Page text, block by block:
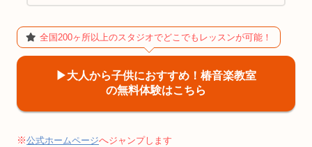
全国200ヶ所以上のスタジオでどこでもレッスンが可能！
▶︎大人から子供におすすめ！椿音楽教室
の無料体験はこちら
※公式ホームページへジャンプします